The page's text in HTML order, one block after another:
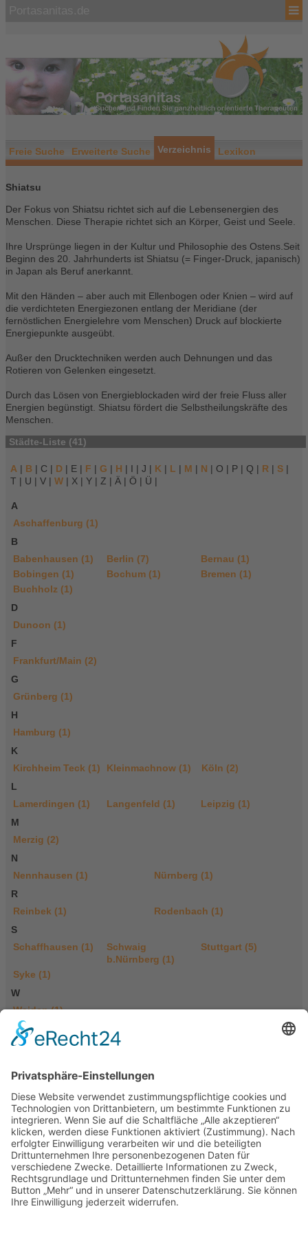
Freie Suche Erweiterte Suche Verzeichnis Lexikon
Shiatsu
Der Fokus von Shiatsu richtet sich auf die Lebensenergien des
Menschen. Diese Therapie richtet sich an Körper, Geist und Seele.
Ihre Ursprünge liegen in der Kultur und Philosophie des Ostens.Seit
Beginn des 20. Jahrhunderts ist Shiatsu (= Finger-Druck, japanisch)
in Japan als Beruf anerkannt.
Mit den Händen – aber auch mit Ellenbogen oder Knien – wird auf
die verdichteten Energiezonen entlang der Meridiane (der
fernöstlichen Energielehre vom Menschen) Druck auf blockierte
Energiepunkte ausgeübt.
Außer den Drucktechniken werden auch Dehnungen und das
Rotieren von Gelenken eingesetzt.
Durch das Lösen von Energieblockaden wird der freie Fluss aller
Energien begünstigt. Shiatsu fördert die Selbstheilungskräfte des
Menschen.
Städte-Liste (41)
A | B | C | D | E | F | G | H | I | J | K | L | M | N | O | P | Q | R | S |
T | U | V | W | X | Y | Z | Ä | Ö | Ü |
A
Aschaffenburg (1)
B
Babenhausen (1)
Berlin (7)
Bernau (1)
Bobingen (1)
Bochum (1)
Bremen (1)
Buchholz (1)
D
Dunoon (1)
F
Frankfurt/Main (2)
G
Grünberg (1)
H
Hamburg (1)
K
Kirchheim Teck (1)
Kleinmachnow (1)
Köln (2)
L
Lamerdingen (1)
Langenfeld (1)
Leipzig (1)
M
Merzig (2)
N
Nennhausen (1)
Nürnberg (1)
R
Reinbek (1)
Rodenbach (1)
S
Schaffhausen (1)
Schwaig
b.Nürnberg (1)
Stuttgart (5)
Syke (1)
W
Weiden (1)
Einträge für Shiatsu in Bremen (1)
Chinesische Medizin & Heilpraktiker
Bremen - TCM Nord
Oliver Kania
Bremerhavener Heerstraße 36c
28717 Bremen (Lesum)
Deutschland
Tel.: 042114629934
E-Mail|Homepage
Portasanitas-Profil
Qualifikationen